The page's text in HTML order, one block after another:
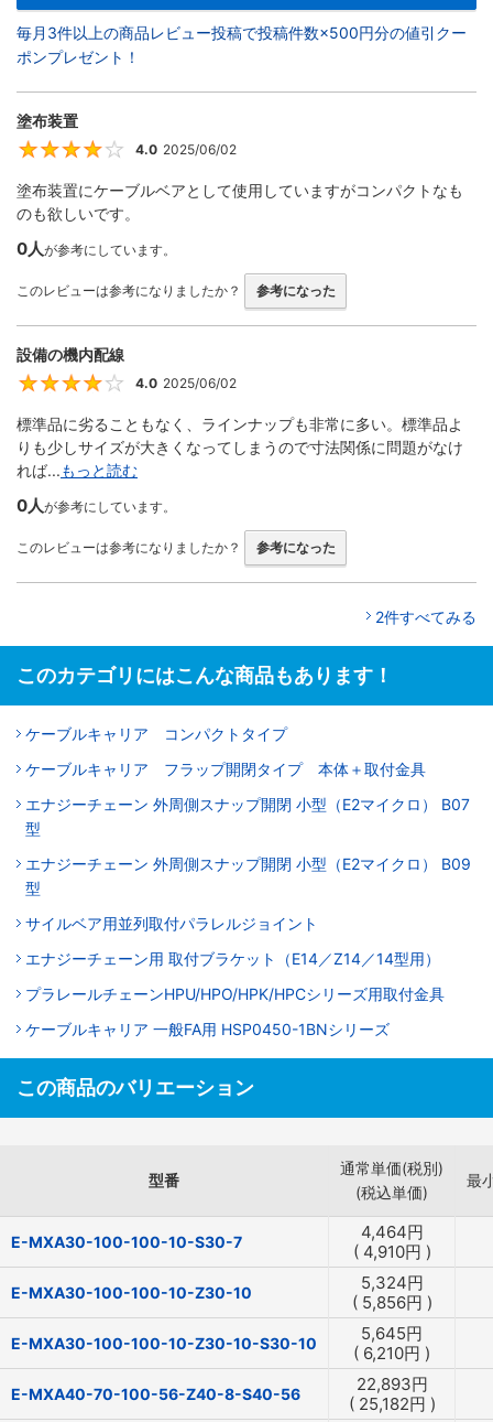
毎月3件以上の商品レビュー投稿で投稿件数×500円分の値引クー
ポンプレゼント！
塗布装置
4
4.0 2025/06/02
塗布装置にケーブルベアとして使用していますがコンパクトなも
のも欲しいです。
0人が参考にしています。
このレビューは参考になりましたか？ 参考になった
設備の機内配線
4
4.0 2025/06/02
標準品に劣ることもなく、ラインナップも非常に多い。標準品よ
りも少しサイズが大きくなってしまうので寸法関係に問題がなけ
れば...もっと読む
0人が参考にしています。
このレビューは参考になりましたか？ 参考になった
2件すべてみる
このカテゴリにはこんな商品もあります！
ケーブルキャリア コンパクトタイプ
ケーブルキャリア フラップ開閉タイプ 本体＋取付金具
エナジーチェーン 外周側スナップ開閉 小型（E2マイクロ） B07
型
エナジーチェーン 外周側スナップ開閉 小型（E2マイクロ） B09
型
サイルベア用並列取付パラレルジョイント
エナジーチェーン用 取付ブラケット（E14／Z14／14型用）
プラレールチェーンHPU/HPO/HPK/HPCシリーズ用取付金具
ケーブルキャリア 一般FA用 HSP0450-1BNシリーズ
この商品のバリエーション
型番
通常単価(税別)
(税込単価)
最
E-MXA30-100-100-10-S30-7 4,464円
( 4,910円 )
E-MXA30-100-100-10-Z30-10 5,324円
( 5,856円 )
E-MXA30-100-100-10-Z30-10-S30-10 5,645円
( 6,210円 )
E-MXA40-70-100-56-Z40-8-S40-56 22,893円
( 25,182円 )